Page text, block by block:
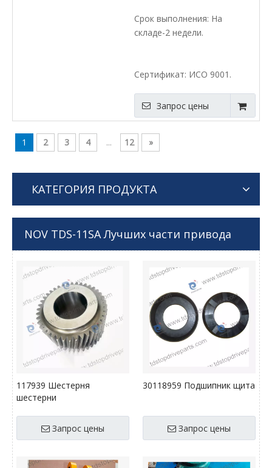
Срок выполнения: На
складе-2 недели.
Сертификат: ИСО 9001.
Запрос цены
1 2 3 4 ... 12 »
КАТЕГОРИЯ ПРОДУКТА
NOV TDS-11SA Лучших части привода
117939 Шестерня
шестерни
Запрос цены
30118959 Подшипник щита
Запрос цены